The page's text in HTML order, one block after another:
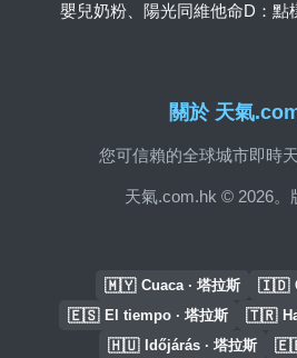
關於 天氣
您可信賴的全球城市即時
天氣.com.hk © 2026。
嬰兒奶粉、陽光同維他命D：點
🇲🇾 Cuaca · 塔拉斯 🇮🇩
🇪🇸 El tiempo · 塔拉斯 🇹🇷
🇭🇺 Időjárás · 塔拉斯